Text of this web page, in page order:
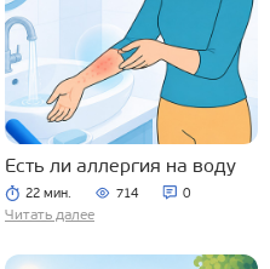
Есть ли аллергия на воду
22 мин. 714 0
Читать далее